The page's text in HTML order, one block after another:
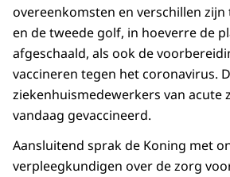
overeenkomsten en verschillen zijn
en de tweede golf, in hoeverre de
afgeschaald, als ook de
vaccineren tegen het coronavirus.
ziekenhuismedewerkers van acute
vandaag gevaccineerd.
Aansluitend sprak de Koning met
verpleegkundigen over de zorg